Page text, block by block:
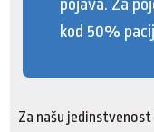
pojava. Za
kod 50%
Za našu